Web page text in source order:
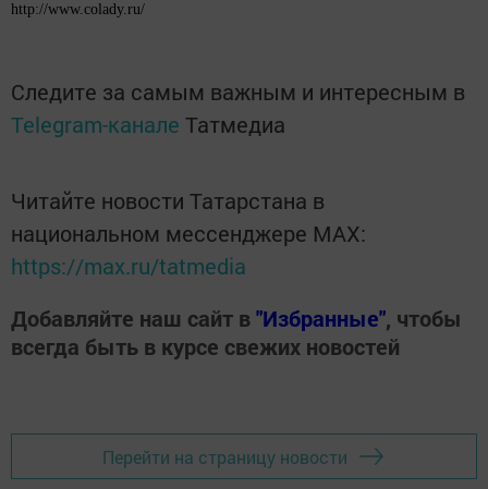
http://www.colady.ru/
Следите за самым важным и интересным в
Telegram-канале Татмедиа
Читайте новости Татарстана в
национальном мессенджере MАХ:
https://max.ru/tatmedia
Добавляйте наш сайт в"Избранные", чтобы
всегда быть в курсе свежих новостей
Перейти на страницу новости